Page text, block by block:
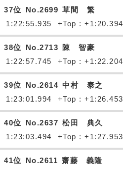
37位 No.2699 草間 繁
1:22:55.935
+Top : +1:20.394
38位 No.2713
陳 智豪
1:22:57.745
+Top : +1:22.204
39位 No.2614 中村 泰之
1:23:01.994
+Top : +1:26.453
40位 No.2637 松田 典久
1:23:03.494
+Top : +1:27.953
41位 No.2611 齋藤 義隆